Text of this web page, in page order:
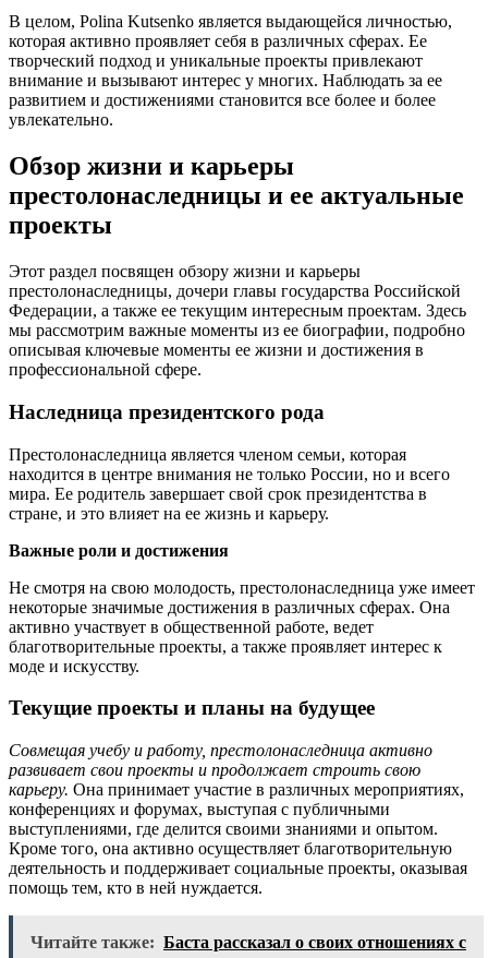
В целом, Polina Kutsenko является выдающейся личностью,
которая активно проявляет себя в различных сферах. Ее
творческий подход и уникальные проекты привлекают
внимание и вызывают интерес у многих. Наблюдать за ее
развитием и достижениями становится все более и более
увлекательно.
Обзор жизни и карьеры
престолонаследницы и ее актуальные
проекты
Этот раздел посвящен обзору жизни и карьеры
престолонаследницы, дочери главы государства Российской
Федерации, а также ее текущим интересным проектам. Здесь
мы рассмотрим важные моменты из ее биографии, подробно
описывая ключевые моменты ее жизни и достижения в
профессиональной сфере.
Наследница президентского рода
Престолонаследница является членом семьи, которая
находится в центре внимания не только России, но и всего
мира. Ее родитель завершает свой срок президентства в
стране, и это влияет на ее жизнь и карьеру.
Важные роли и достижения
Не смотря на свою молодость, престолонаследница уже имеет
некоторые значимые достижения в различных сферах. Она
активно участвует в общественной работе, ведет
благотворительные проекты, а также проявляет интерес к
моде и искусству.
Текущие проекты и планы на будущее
Совмещая учебу и работу, престолонаследница активно
развивает свои проекты и продолжает строить свою
карьеру. Она принимает участие в различных мероприятиях,
конференциях и форумах, выступая с публичными
выступлениями, где делится своими знаниями и опытом.
Кроме того, она активно осуществляет благотворительную
деятельность и поддерживает социальные проекты, оказывая
помощь тем, кто в ней нуждается.
Читайте также: Баста рассказал о своих отношениях с